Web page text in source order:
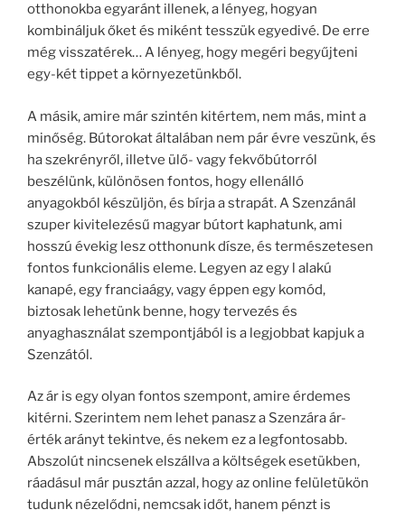
otthonokba egyaránt illenek, a lényeg, hogyan
kombináljuk őket és miként tesszük egyedivé. De erre
még visszatérek… A lényeg, hogy megéri begyűjteni
egy-két tippet a környezetünkből.
A másik, amire már szintén kitértem, nem más, mint a
minőség. Bútorokat általában nem pár évre veszünk, és
ha szekrényről, illetve ülő- vagy fekvőbútorról
beszélünk, különösen fontos, hogy ellenálló
anyagokból készüljön, és bírja a strapát. A Szenzánál
szuper kivitelezésű magyar bútort kaphatunk, ami
hosszú évekig lesz otthonunk dísze, és természetesen
fontos funkcionális eleme. Legyen az egy l alakú
kanapé, egy franciaágy, vagy éppen egy komód,
biztosak lehetünk benne, hogy tervezés és
anyaghasználat szempontjából is a legjobbat kapjuk a
Szenzától.
Az ár is egy olyan fontos szempont, amire érdemes
kitérni. Szerintem nem lehet panasz a Szenzára ár-
érték arányt tekintve, és nekem ez a legfontosabb.
Abszolút nincsenek elszállva a költségek esetükben,
ráadásul már pusztán azzal, hogy az online felületükön
tudunk nézelődni, nemcsak időt, hanem pénzt is